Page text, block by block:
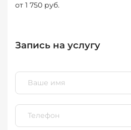
от 1 750 руб.
Запись на услугу